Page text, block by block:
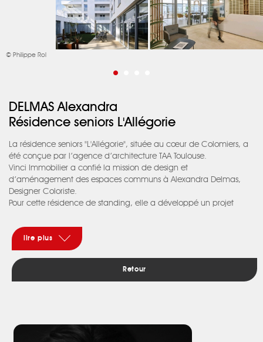
© Philippe Rol
DELMAS Alexandra
Résidence seniors L'Allégorie
La résidence seniors "L'Allégorie", située au cœur de Colomiers, a
été conçue par l’agence d’architecture TAA Toulouse.
Vinci Immobilier a confié la mission de design et
d’aménagement des espaces communs à Alexandra Delmas,
Designer Coloriste.
Pour cette résidence de standing, elle a développé un projet
Déco au style contemporain décontracté afin de créer un univers
identifiable, lumineux et chaleureux.
Dès le sas d’entrée, habillé de bois, on entre dans un espace qui
se réchauffe progressivement par les jeux de matières et de
couleurs. Le résident est naturellement amené vers le patio, cœur
Dans le cadre « d’un immeuble, une œuvre », Vinci Immobilier a
lire plus
Retour